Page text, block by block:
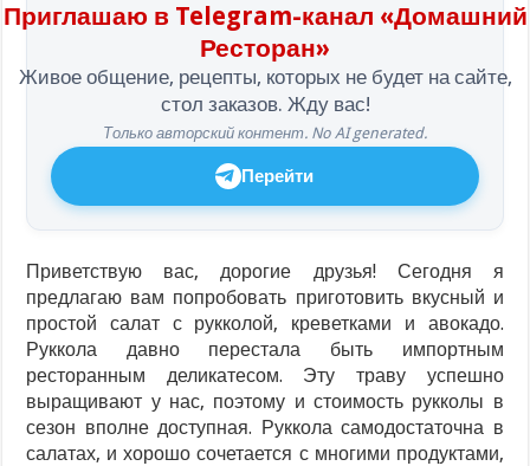
Приглашаю в Telegram-канал «Домашний
Ресторан»
Живое общение, рецепты, которых не будет на сайте,
стол заказов. Жду вас!
Только авторский контент. No AI generated.
Перейти
Приветствую вас, дорогие друзья! Сегодня я
предлагаю вам попробовать приготовить вкусный и
простой салат с рукколой, креветками и авокадо.
Руккола давно перестала быть импортным
ресторанным деликатесом. Эту траву успешно
выращивают у нас, поэтому и стоимость рукколы в
сезон вполне доступная. Руккола самодостаточна в
салатах, и хорошо сочетается с многими продуктами,